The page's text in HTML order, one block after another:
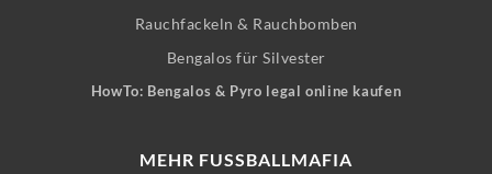
Rauchfackeln & Rauchbomben
Bengalos für Silvester
HowTo: Bengalos & Pyro legal online kaufen
MEHR FUSSBALLMAFIA